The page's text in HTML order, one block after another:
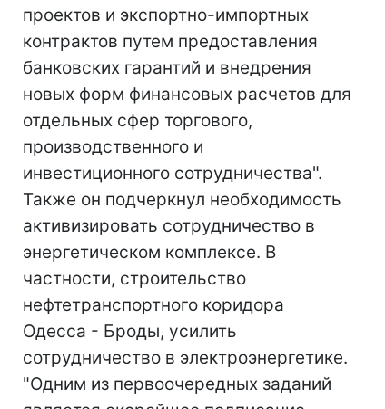
проектов и экспортно-импортных
контрактов путем предоставления
банковских гарантий и внедрения
новых форм финансовых расчетов для
отдельных сфер торгового,
производственного и
инвестиционного сотрудничества".
Также он подчеркнул необходимость
активизировать сотрудничество в
энергетическом комплексе. В
частности, строительство
нефтетранспортного коридора
Одесса - Броды, усилить
сотрудничество в электроэнергетике.
"Одним из первоочередных заданий